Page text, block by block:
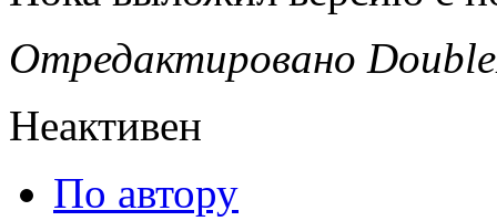
Отредактировано
Неактивен
По автору